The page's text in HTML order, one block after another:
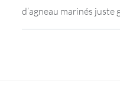
d’agneau marinés juste